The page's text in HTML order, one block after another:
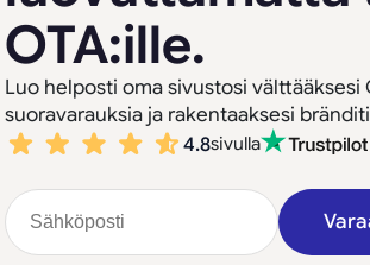
OTA:ille.
Luo helposti oma sivustosi välttääksesi
suoravarauksia ja rakentaaksesi
4.8sivulla